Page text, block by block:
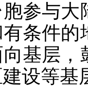
参与
条件
基层
设等基